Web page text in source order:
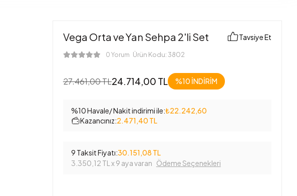
Vega Orta ve Yan Sehpa 2'li Set
0 Yorum Ürün Kodu: 3802
Tavsiye Et
27.461,00 TL24.714,00 TL %10 İNDİRİM
%10 Havale/ Nakit indirimi ile:₺22.242,60
Kazancınız:2.471,40 TL
9 Taksit Fiyatı:30.151,08 TL
3.350,12 TL x 9 aya varan Ödeme Seçenekleri